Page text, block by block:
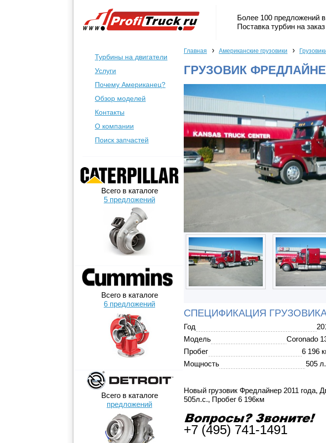
Более 100 предложений
Поставка турбин на заказ
Турбины на двигатели
Услуги
Почему Американец?
Обзор моделей
Контакты
О компании
Поиск запчастей
Всего в каталоге
5 предложений
Всего в каталоге
6 предложений
Всего в каталоге
предложений
Главная › Американские грузовики ›
ГРУЗОВИК
СПЕЦИФИКАЦИЯ ГРУЗОВИКА
Год
Модель
Coronado
Пробег
6 196
Мощность
505
Новый грузовик Фредлайнер 2011 года,
505л.с., Пробег 6 196км
+7 (495) 741-1491